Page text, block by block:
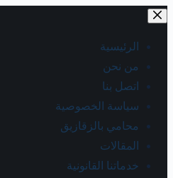
الرئيسية
من نحن
اتصل بنا
سياسة الخصوصية
محامي بالزقازيق
المقالات
خدماتنا القانونية